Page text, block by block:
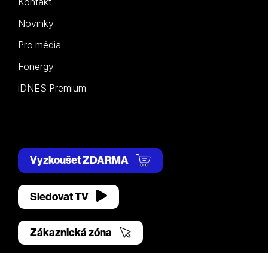
Novinky
Pro média
Fonergy
iDNES Premium
Vyzkoušet ZDARMA
Sledovat TV
Zákaznická zóna